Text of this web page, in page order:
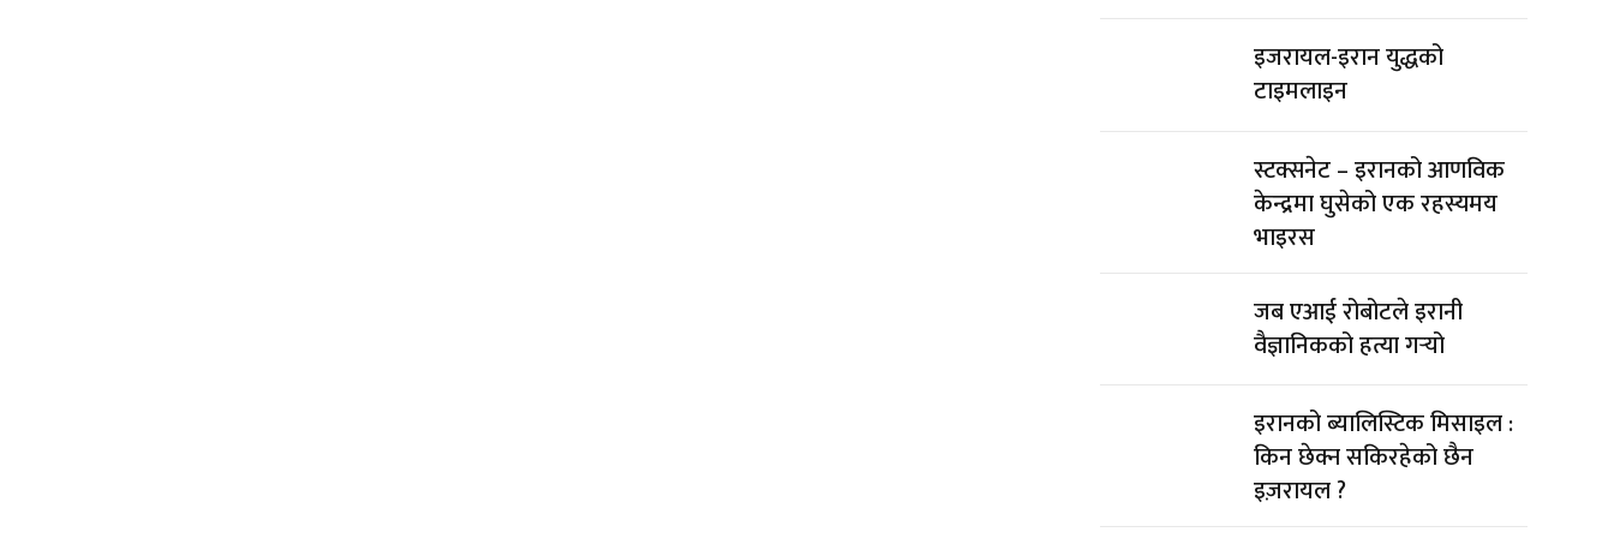
इजरायल-इरान युद्धको
टाइमलाइन
स्टक्सनेट – इरानको आणविक
केन्द्रमा घुसेको एक रहस्यमय
भाइरस
जब एआई रोबोटले इरानी
वैज्ञानिकको हत्या गर्‍यो
इरानको ब्यालिस्टिक मिसाइल :
किन छेक्न सकिरहेको छैन
इज़रायल ?